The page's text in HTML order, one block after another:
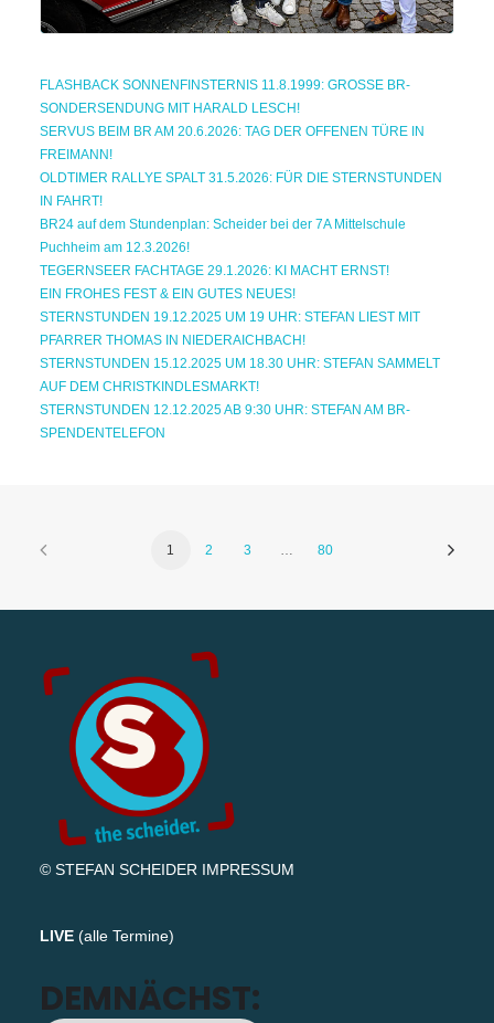
FLASHBACK SONNENFINSTERNIS 11.8.1999: GROSSE BR-
SONDERSENDUNG MIT HARALD LESCH!
SERVUS BEIM BR AM 20.6.2026: TAG DER OFFENEN TÜRE IN
FREIMANN!
OLDTIMER RALLYE SPALT 31.5.2026: FÜR DIE STERNSTUNDEN
IN FAHRT!
BR24 auf dem Stundenplan: Scheider bei der 7A Mittelschule
Puchheim am 12.3.2026!
TEGERNSEER FACHTAGE 29.1.2026: KI MACHT ERNST!
EIN FROHES FEST & EIN GUTES NEUES!
STERNSTUNDEN 19.12.2025 UM 19 UHR: STEFAN LIEST MIT
PFARRER THOMAS IN NIEDERAICHBACH!
STERNSTUNDEN 15.12.2025 UM 18.30 UHR: STEFAN SAMMELT
AUF DEM CHRISTKINDLESMARKT!
STERNSTUNDEN 12.12.2025 AB 9:30 UHR: STEFAN AM BR-
SPENDENTELEFON
1 2 3 80
© STEFAN SCHEIDER IMPRESSUM
LIVE (alle Termine)
DEMNÄCHST: